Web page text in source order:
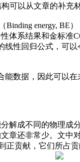
可以从文章的补充
energy, BE
体系结果和金标
性回归公式，可
数据，因此可以
解成不同的物理
章还非常少。文
正贡献，它们所占